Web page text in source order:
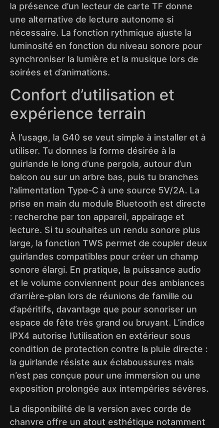
la présence d’un lecteur de carte TF donne
une alternative de lecture autonome si
nécessaire. La fonction rythmique ajuste la
luminosité en fonction du niveau sonore pour
synchroniser la lumière et la musique lors de
soirées et d’animations.
Confort d’utilisation et
expérience terrain
À l’usage, la G40 se veut simple à installer et à
utiliser. Tu donnes la forme désirée à la
guirlande le long d’une pergola, autour d’un
balcon ou sur un arbre bas, puis tu branches
l’alimentation Type‑C à une source 5V/2A. La
prise en main du module Bluetooth est directe
: recherche par ton appareil, appairage et
lecture. Si tu souhaites un rendu sonore plus
large, la fonction TWS permet de coupler deux
guirlandes compatibles pour créer un champ
sonore élargi. En pratique, la puissance audio
et le volume conviennent pour des ambiances
d’arrière‑plan lors de réunions de famille ou
d’apéritifs, davantage que pour sonoriser un
espace de fête très grand ou bruyant. L’indice
IPX4 autorise l’utilisation en extérieur sous
condition de protection contre la pluie directe :
la guirlande résiste aux éclaboussures mais
n’est pas conçue pour une immersion ou une
exposition prolongée aux intempéries sévères.
La disponibilité de la version avec corde de
chanvre offre un atout esthétique notamment